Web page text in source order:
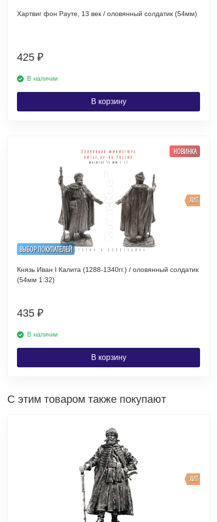
Хартвиг фон Рауте, 13 век / оловянный солдатик (54мм)
425 ₽
В наличии
В корзину
ВЫБОР ПОКУПАТЕЛЕЙ
ХИТ
НОВИНКА
Князь Иван I Калита (1288-1340гг.) / оловянный солдатик
(54мм 1:32)
435 ₽
В наличии
В корзину
С этим товаром также покупают
ХИТ